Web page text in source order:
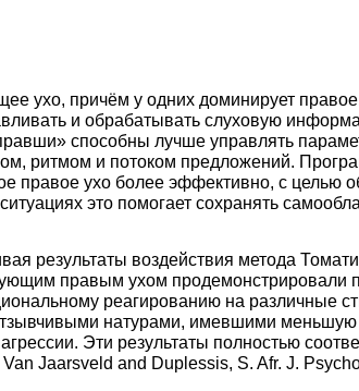
ухо, причём у одних доминирует правое,
и обрабатывать слуховую
способны лучше управлять
ритмом и потоком предложений.
правое ухо более эффективно, с целью
это помогает сохранять
результаты воздействия метода
правым ухом продемонстрировали
реагированию на различные
натурами, имевшими меньшую
Эти результаты полностью
Jaarsveld and Duplessis, S. Afr. J.